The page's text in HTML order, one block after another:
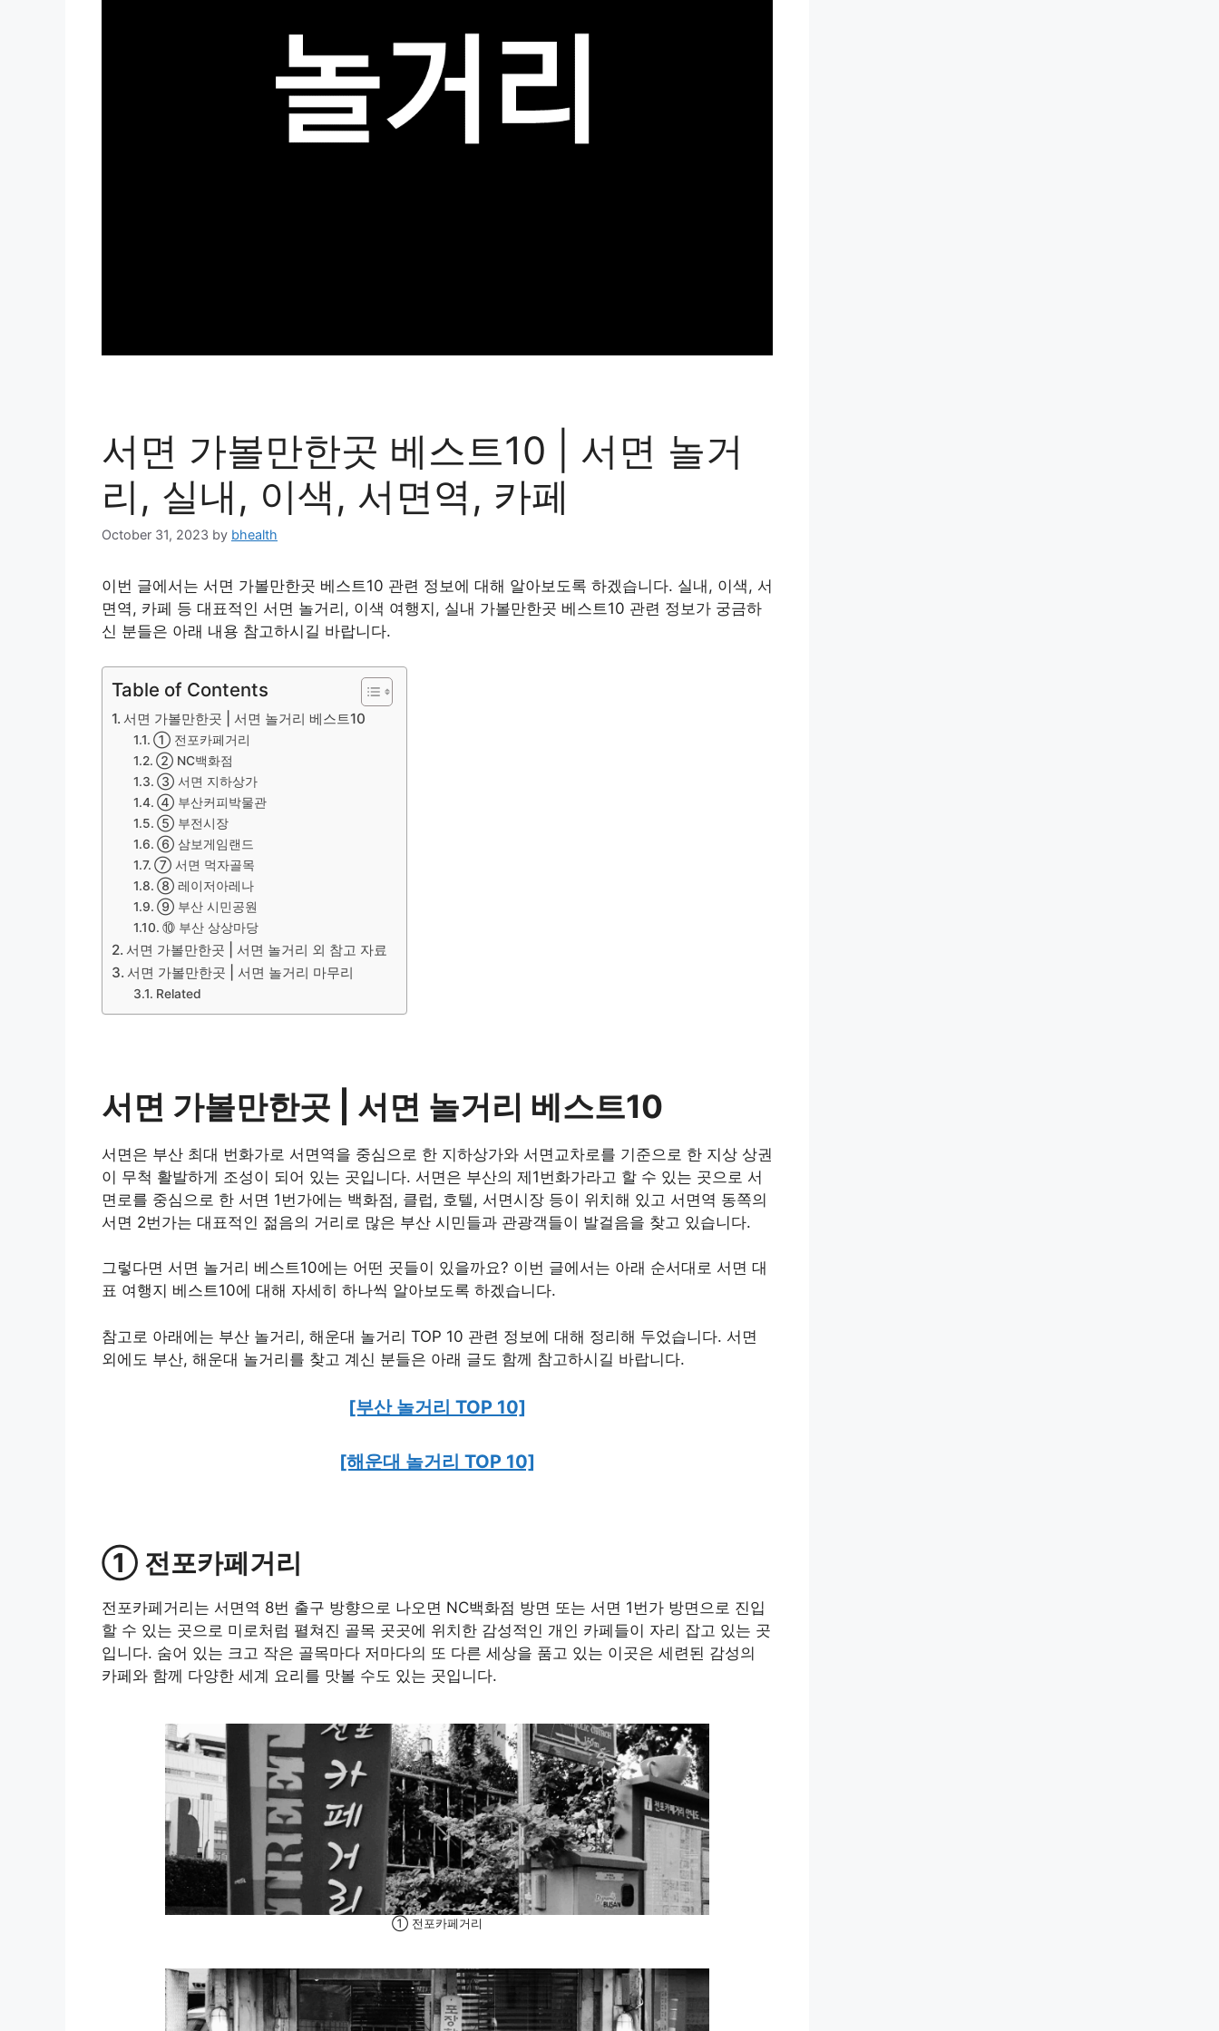
서면 가볼만한곳 베스트10 | 서면 놀거
리, 실내, 이색, 서면역, 카페
October 31, 2023 by bhealth
이번 글에서는 서면 가볼만한곳 베스트10 관련 정보에 대해 알아보도록 하겠습니다. 실내, 이색, 서
면역, 카페 등 대표적인 서면 놀거리, 이색 여행지, 실내 가볼만한곳 베스트10 관련 정보가 궁금하
신 분들은 아래 내용 참고하시길 바랍니다.
Table of Contents
서면 가볼만한곳 | 서면 놀거리 베스트10
① 전포카페거리
② NC백화점
③ 서면 지하상가
④ 부산커피박물관
⑤ 부전시장
⑥ 삼보게임랜드
⑦ 서면 먹자골목
⑧ 레이저아레나
⑨ 부산 시민공원
⑩ 부산 상상마당
서면 가볼만한곳 | 서면 놀거리 외 참고 자료
서면 가볼만한곳 | 서면 놀거리 마무리
Related
서면 가볼만한곳 | 서면 놀거리 베스트10
서면은 부산 최대 번화가로 서면역을 중심으로 한 지하상가와 서면교차로를 기준으로 한 지상 상권
이 무척 활발하게 조성이 되어 있는 곳입니다. 서면은 부산의 제1번화가라고 할 수 있는 곳으로 서
면로를 중심으로 한 서면 1번가에는 백화점, 클럽, 호텔, 서면시장 등이 위치해 있고 서면역 동쪽의
서면 2번가는 대표적인 젊음의 거리로 많은 부산 시민들과 관광객들이 발걸음을 찾고 있습니다.
그렇다면 서면 놀거리 베스트10에는 어떤 곳들이 있을까요? 이번 글에서는 아래 순서대로 서면 대
표 여행지 베스트10에 대해 자세히 하나씩 알아보도록 하겠습니다.
참고로 아래에는 부산 놀거리, 해운대 놀거리 TOP 10 관련 정보에 대해 정리해 두었습니다. 서면
외에도 부산, 해운대 놀거리를 찾고 계신 분들은 아래 글도 함께 참고하시길 바랍니다.
[부산 놀거리 TOP 10]
[해운대 놀거리 TOP 10]
① 전포카페거리
전포카페거리는 서면역 8번 출구 방향으로 나오면 NC백화점 방면 또는 서면 1번가 방면으로 진입
할 수 있는 곳으로 미로처럼 펼쳐진 골목 곳곳에 위치한 감성적인 개인 카페들이 자리 잡고 있는 곳
입니다. 숨어 있는 크고 작은 골목마다 저마다의 또 다른 세상을 품고 있는 이곳은 세련된 감성의
카페와 함께 다양한 세계 요리를 맛볼 수도 있는 곳입니다.
① 전포카페거리